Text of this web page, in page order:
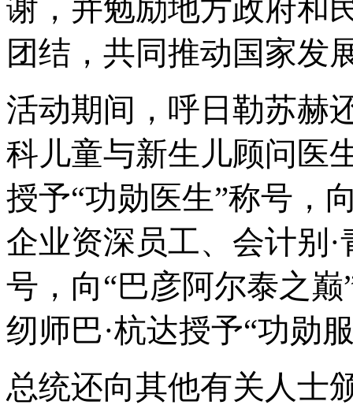
谢，并勉励地方政府和
团结，共同推动国家发
活动期间，呼日勒苏赫
科儿童与新生儿顾问医
授予“功勋医生”称号，
企业资深员工、会计别·
号，向“巴彦阿尔泰之
纫师巴·杭达授予“功勋
总统还向其他有关人士